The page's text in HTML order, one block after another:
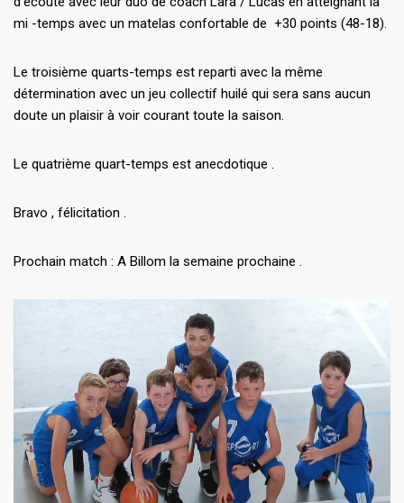
mi -temps avec un matelas confortable de +30 points (48-18).
Le troisième quarts-temps est reparti avec la même
détermination avec un jeu collectif huilé qui sera sans aucun
doute un plaisir à voir courant toute la saison.
Le quatrième quart-temps est anecdotique .
Bravo , félicitation .
Prochain match : A Billom la semaine prochaine .